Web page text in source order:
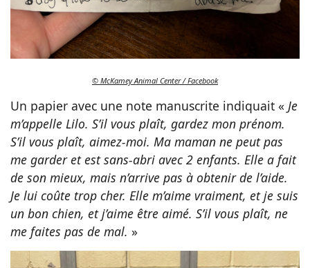
© McKamey Animal Center / Facebook
Un papier avec une note manuscrite indiquait « Je
m’appelle Lilo. S’il vous plaît, gardez mon prénom.
S’il vous plaît, aimez-moi. Ma maman ne peut pas
me garder et est sans-abri avec 2 enfants. Elle a fait
de son mieux, mais n’arrive pas à obtenir de l’aide.
Je lui coûte trop cher. Elle m’aime vraiment, et je suis
un bon chien, et j’aime être aimé. S’il vous plaît, ne
me faites pas de mal. »